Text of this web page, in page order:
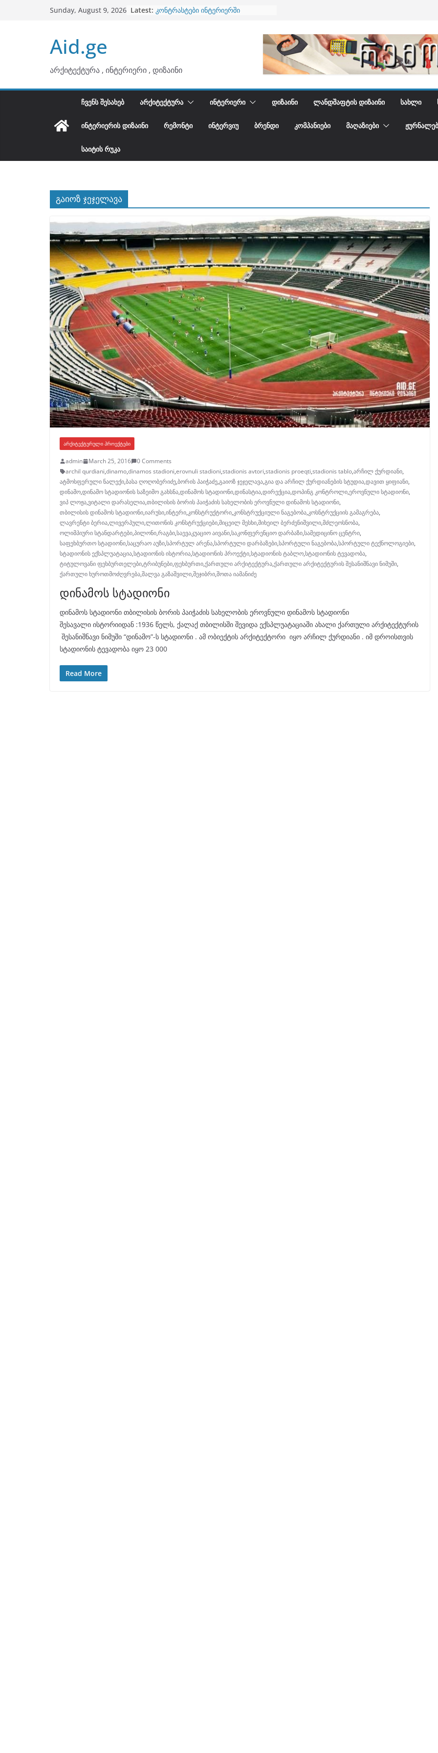
Sunday, August 9, 2026 Latest: კონტრასტები ინტერიერში
Aid.ge
არქიტექტურა , ინტერიერი , დიზაინი
ᲩᲕᲔᲜᲡ ᲨᲔᲡᲐᲮᲔᲑ ᲐᲠᲥᲘᲢᲔᲥᲢᲣᲠᲐ ᲘᲜᲢᲔᲠᲘᲔᲠᲘ ᲓᲘᲖᲐᲘᲜᲘ ᲚᲐᲜᲓᲨᲐᲤᲢᲘᲡ ᲓᲘᲖᲐᲘᲜᲘ ᲡᲐᲮᲚᲘ
ᲘᲜᲢᲔᲠᲘᲔᲠᲘᲡ ᲓᲘᲖᲐᲘᲜᲘ ᲠᲔᲛᲝᲜᲢᲘ ᲘᲜᲢᲔᲠᲕᲘᲣ ᲑᲠᲔᲜᲓᲘ ᲙᲝᲛᲞᲐᲜᲘᲔᲑᲘ ᲛᲐᲦᲐᲖᲘᲔᲑᲘ
ᲡᲐᲘᲢᲘᲡ ᲠᲣᲙᲐ
გაიოზ ჯეჯელავა
ᲐᲠᲥᲘᲢᲔᲥᲢᲣᲠᲣᲚᲘ ᲞᲠᲝᲔᲥᲢᲔᲑᲘ
admin March 25, 2016
0 Comments
archil qurdiani,dinamo,dinamos stadioni,erovnuli stadioni,stadionis avtori,stadionis proeqti,stadionis tablo,არჩილ ქურდიანი,
ატმოსფერული ნალექი,ბასა ღოღობერიძე,ბორის პაიჭაძე,გაიოზ ჯეჯელავა,გია და არჩილ ქურდიანების სტუდია,დავით ყიფიანი,
დინამო,დინამო სტადიონის საზეიმო გახსნა,დინამოს სტადიონი,დინასტია,დირექცია,დოპინგ კონტროლი,ეროვნული სტადიონი,
ვიპ ლოჟა,ვიტალი დარასელია,თბილისის ბორის პაიჭაძის სახელობის ეროვნული დინამოს სტადიონი,
თბილისის დინამოს სტადიონი,იარუსი,ინტერი,კონსტრუქტორი,კონსტრუქციული ნაგებობა,კოსნტრუქციის გამაგრება,
ლავრენტი ბერია,ლივერპული,ლითონის კონსტრუქციები,მიცეილ მესხი,მიხეილ ბერძენიშვილი,მძლეოსნობა,
ოლიმპიური სტანდარტები,პილონი,რაგბი,საევაკუაციო აივანი,საკონფერენციო დარბაზი,სამედიცინო ცენტრი,
საფეხბურთო სტადიონი,საცურაო აუზი,სპორტულ არენა,სპორტული დარბაზები,სპორტული ნაგებობა,სპორტული ტექნოლოგიები,
სტადიონის ექსპლუატაცია,სტადიონის ისტორია,სტადიონის პროექტი,სტადიონის ტაბლო,სტადიონის ტევადობა,
ტიტულოვანი ფეხბურთელები,ტრიბუნები,ფეხბურთი,ქართული არქიტექტურა,ქართული არქიტექტურის შესანიშნავი ნიმუში,
ქართული ხუროთმოძღვრება,შალვა გაზაშვილი,შეჯიბრი,შოთა იამანიძე
დინამოს სტადიონი
დინამოს სტადიონი თბილისის ბორის პაიჭაძის სახელობის ეროვნული დინამოს სტადიონი
შესავალი ისტორიიდან :1936 წელს, ქალაქ თბილისში შევიდა ექსპლუატაციაში ახალი ქართული არქიტექტურის
შესანიშნავი ნიმუში “დინამო”-ს სტადიონი . ამ ობიექტის არქიტექტორი იყო არჩილ ქურდიანი . იმ დროისთვის
სტადიონის ტევადობა იყო 23 000
Read More